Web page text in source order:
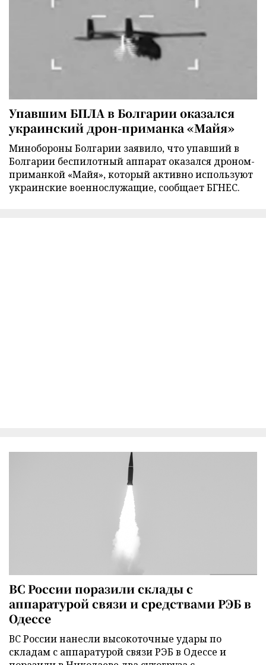
Упавшим БПЛА в Болгарии оказался
украинский дрон-приманка «Майя»
Минобороны Болгарии заявило, что упавший в
Болгарии беспилотный аппарат оказался дроном-
приманкой «Майя», который активно используют
украинские военнослужащие, сообщает БГНЕС.
ВС России поразили склады с
аппаратурой связи и средствами РЭБ в
Одессе
ВС России нанесли высокоточные удары по
складам с аппаратурой связи РЭБ в Одессе и